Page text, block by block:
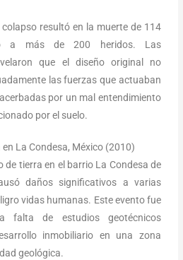
colapso resultó en la muerte de 114
a más de 200 heridos. Las
que el diseño original no
las fuerzas que actuaban
por un mal entendimiento
por el suelo.
La Condesa, México (2010)
de tierra en el barrio La Condesa de
daños significativos a varias
vidas humanas. Este evento fue
falta de estudios geotécnicos
inmobiliario en una zona
geológica.